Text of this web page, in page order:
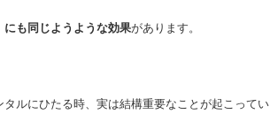
にも同じようような効果があります。
ルにひたる時、実は結構重要なことが起こってい